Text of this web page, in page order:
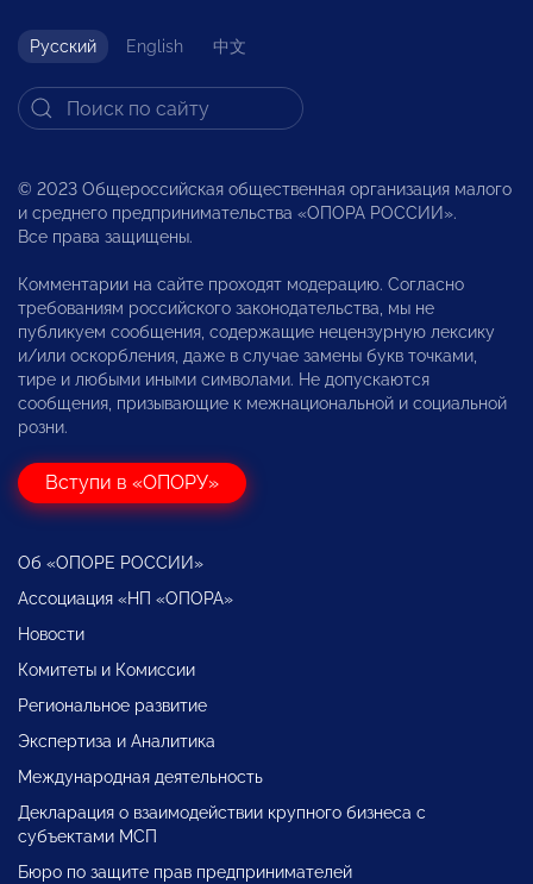
Русский English 中文
© 2023 Общероссийская общественная организация малого
и среднего предпринимательства «ОПОРА РОССИИ».
Все права защищены.
Комментарии на сайте проходят модерацию. Согласно
требованиям российского законодательства, мы не
публикуем сообщения, содержащие нецензурную лексику
и/или оскорбления, даже в случае замены букв точками,
тире и любыми иными символами. Не допускаются
сообщения, призывающие к межнациональной и социальной
розни.
Вступи в «ОПОРУ»
Об «ОПОРЕ РОССИИ»
Ассоциация «НП «ОПОРА»
Новости
Комитеты и Комиссии
Региональное развитие
Экспертиза и Аналитика
Международная деятельность
Декларация о взаимодействии крупного бизнеса с
субъектами МСП
Бюро по защите прав предпринимателей